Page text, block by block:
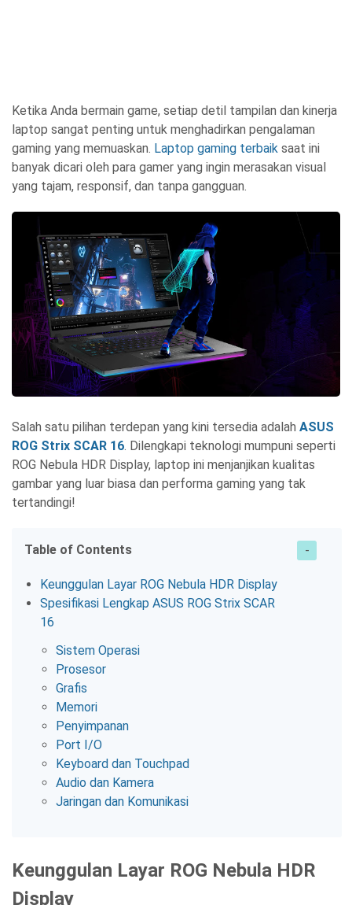
Ketika Anda bermain game, setiap detil tampilan dan kinerja
laptop sangat penting untuk menghadirkan pengalaman
gaming yang memuaskan. Laptop gaming terbaik saat ini
banyak dicari oleh para gamer yang ingin merasakan visual
yang tajam, responsif, dan tanpa gangguan.
Salah satu pilihan terdepan yang kini tersedia adalah ASUS
ROG Strix SCAR 16. Dilengkapi teknologi mumpuni seperti
ROG Nebula HDR Display, laptop ini menjanjikan kualitas
gambar yang luar biasa dan performa gaming yang tak
tertandingi!
Table of Contents
Keunggulan Layar ROG Nebula HDR Display
Spesifikasi Lengkap ASUS ROG Strix SCAR
16
Sistem Operasi
Prosesor
Grafis
Memori
Penyimpanan
Port I/O
Keyboard dan Touchpad
Audio dan Kamera
Jaringan dan Komunikasi
Keunggulan Layar ROG Nebula HDR
Display